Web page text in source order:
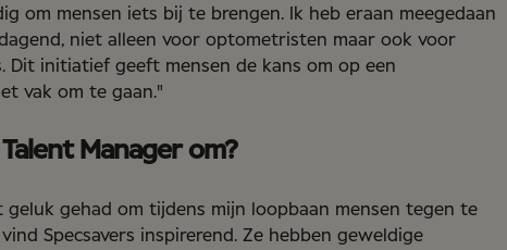
om mensen iets bij te brengen. Ik heb eraan meegedaan
niet alleen voor optometristen maar ook voor
Dit initiatief geeft mensen de kans om op een
vak om te gaan."
Manager om?
geluk gehad om tijdens mijn loopbaan mensen tegen te
Specsavers inspirerend. Ze hebben geweldige